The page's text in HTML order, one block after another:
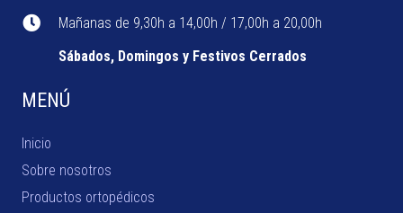
Mañanas de 9,30h a 14,00h / 17,00h a 20,00h
Sábados, Domingos y Festivos Cerrados
MENÚ
Inicio
Sobre nosotros
Productos ortopédicos